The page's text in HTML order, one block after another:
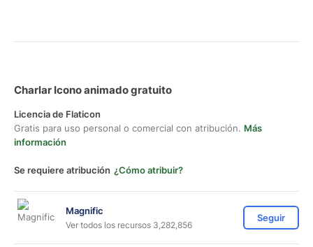
Charlar Icono animado gratuito
Licencia de Flaticon
Gratis para uso personal o comercial con atribución. Más
información
Se requiere atribución ¿Cómo atribuir?
Magnific
Ver todos los recursos 3,282,856
Seguir